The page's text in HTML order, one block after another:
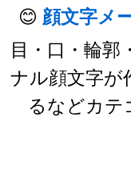
😊 顔文字メ
目・口・輪
ナル顔文字が
るなどカテ